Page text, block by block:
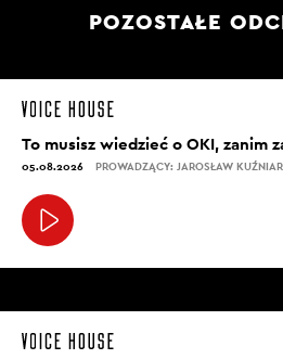
POZOSTAŁE
To musisz wiedzieć o OKI, zanim
05.08.2026 PROWADZĄCY: JAROSŁAW KUŹNIAR